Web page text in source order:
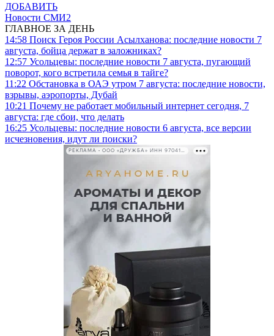
ДОБАВИТЬ
Новости СМИ2
ГЛАВНОЕ ЗА ДЕНЬ
14:58 Поиск Героя России Асылханова: последние новости 7
августа, бойца держат в заложниках?
12:57 Усольцевы: последние новости 7 августа, пугающий
поворот, кого встретила семья в тайге?
11:22 Обстановка в ОАЭ утром 7 августа: последние новости,
взрывы, аэропорты, Дубай
10:21 Почему не работает мобильный интернет сегодня, 7
августа: где сбои, что делать
16:25 Усольцевы: последние новости 6 августа, все версии
исчезновения, идут ли поиски?
РЕКЛАМА • ООО «ДРУЖБА» ИНН 9704146411